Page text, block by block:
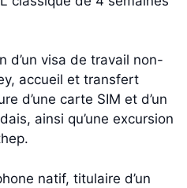
d’un visa de travail non-
accueil et transfert
d’une carte SIM et d’un
ainsi qu’une excursion
natif, titulaire d’un